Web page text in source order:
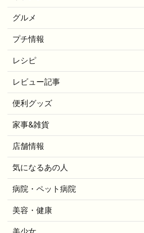
グルメ
プチ情報
レシピ
レビュー記事
便利グッズ
家事&雑貨
店舗情報
気になるあの人
病院・ペット病院
美容・健康